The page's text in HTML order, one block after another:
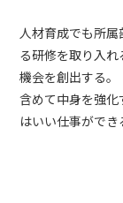
人材育成でも所
る研修を取り入れ
機会を創出する
含めて中身を強
はいい仕事ができ